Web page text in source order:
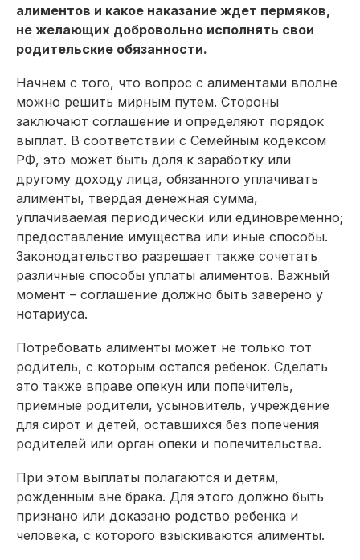
алиментов и какое наказание ждет пермяков,
не желающих добровольно исполнять свои
родительские обязанности.
Начнем с того, что вопрос с алиментами вполне
можно решить мирным путем. Стороны
заключают соглашение и определяют порядок
выплат. В соответствии с Семейным кодексом
РФ, это может быть доля к заработку или
другому доходу лица, обязанного уплачивать
алименты, твердая денежная сумма,
уплачиваемая периодически или единовременно;
предоставление имущества или иные способы.
Законодательство разрешает также сочетать
различные способы уплаты алиментов. Важный
момент – соглашение должно быть заверено у
нотариуса.
Потребовать алименты может не только тот
родитель, с которым остался ребенок. Сделать
это также вправе опекун или попечитель,
приемные родители, усыновитель, учреждение
для сирот и детей, оставшихся без попечения
родителей или орган опеки и попечительства.
При этом выплаты полагаются и детям,
рожденным вне брака. Для этого должно быть
признано или доказано родство ребенка и
человека, с которого взыскиваются алименты.